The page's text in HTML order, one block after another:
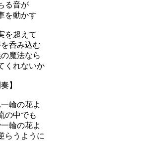
る音が
を動かす
を超えて
呑み込む
魔法なら
くれないか
】
輪の花よ
の中でも
輪の花よ
らうように